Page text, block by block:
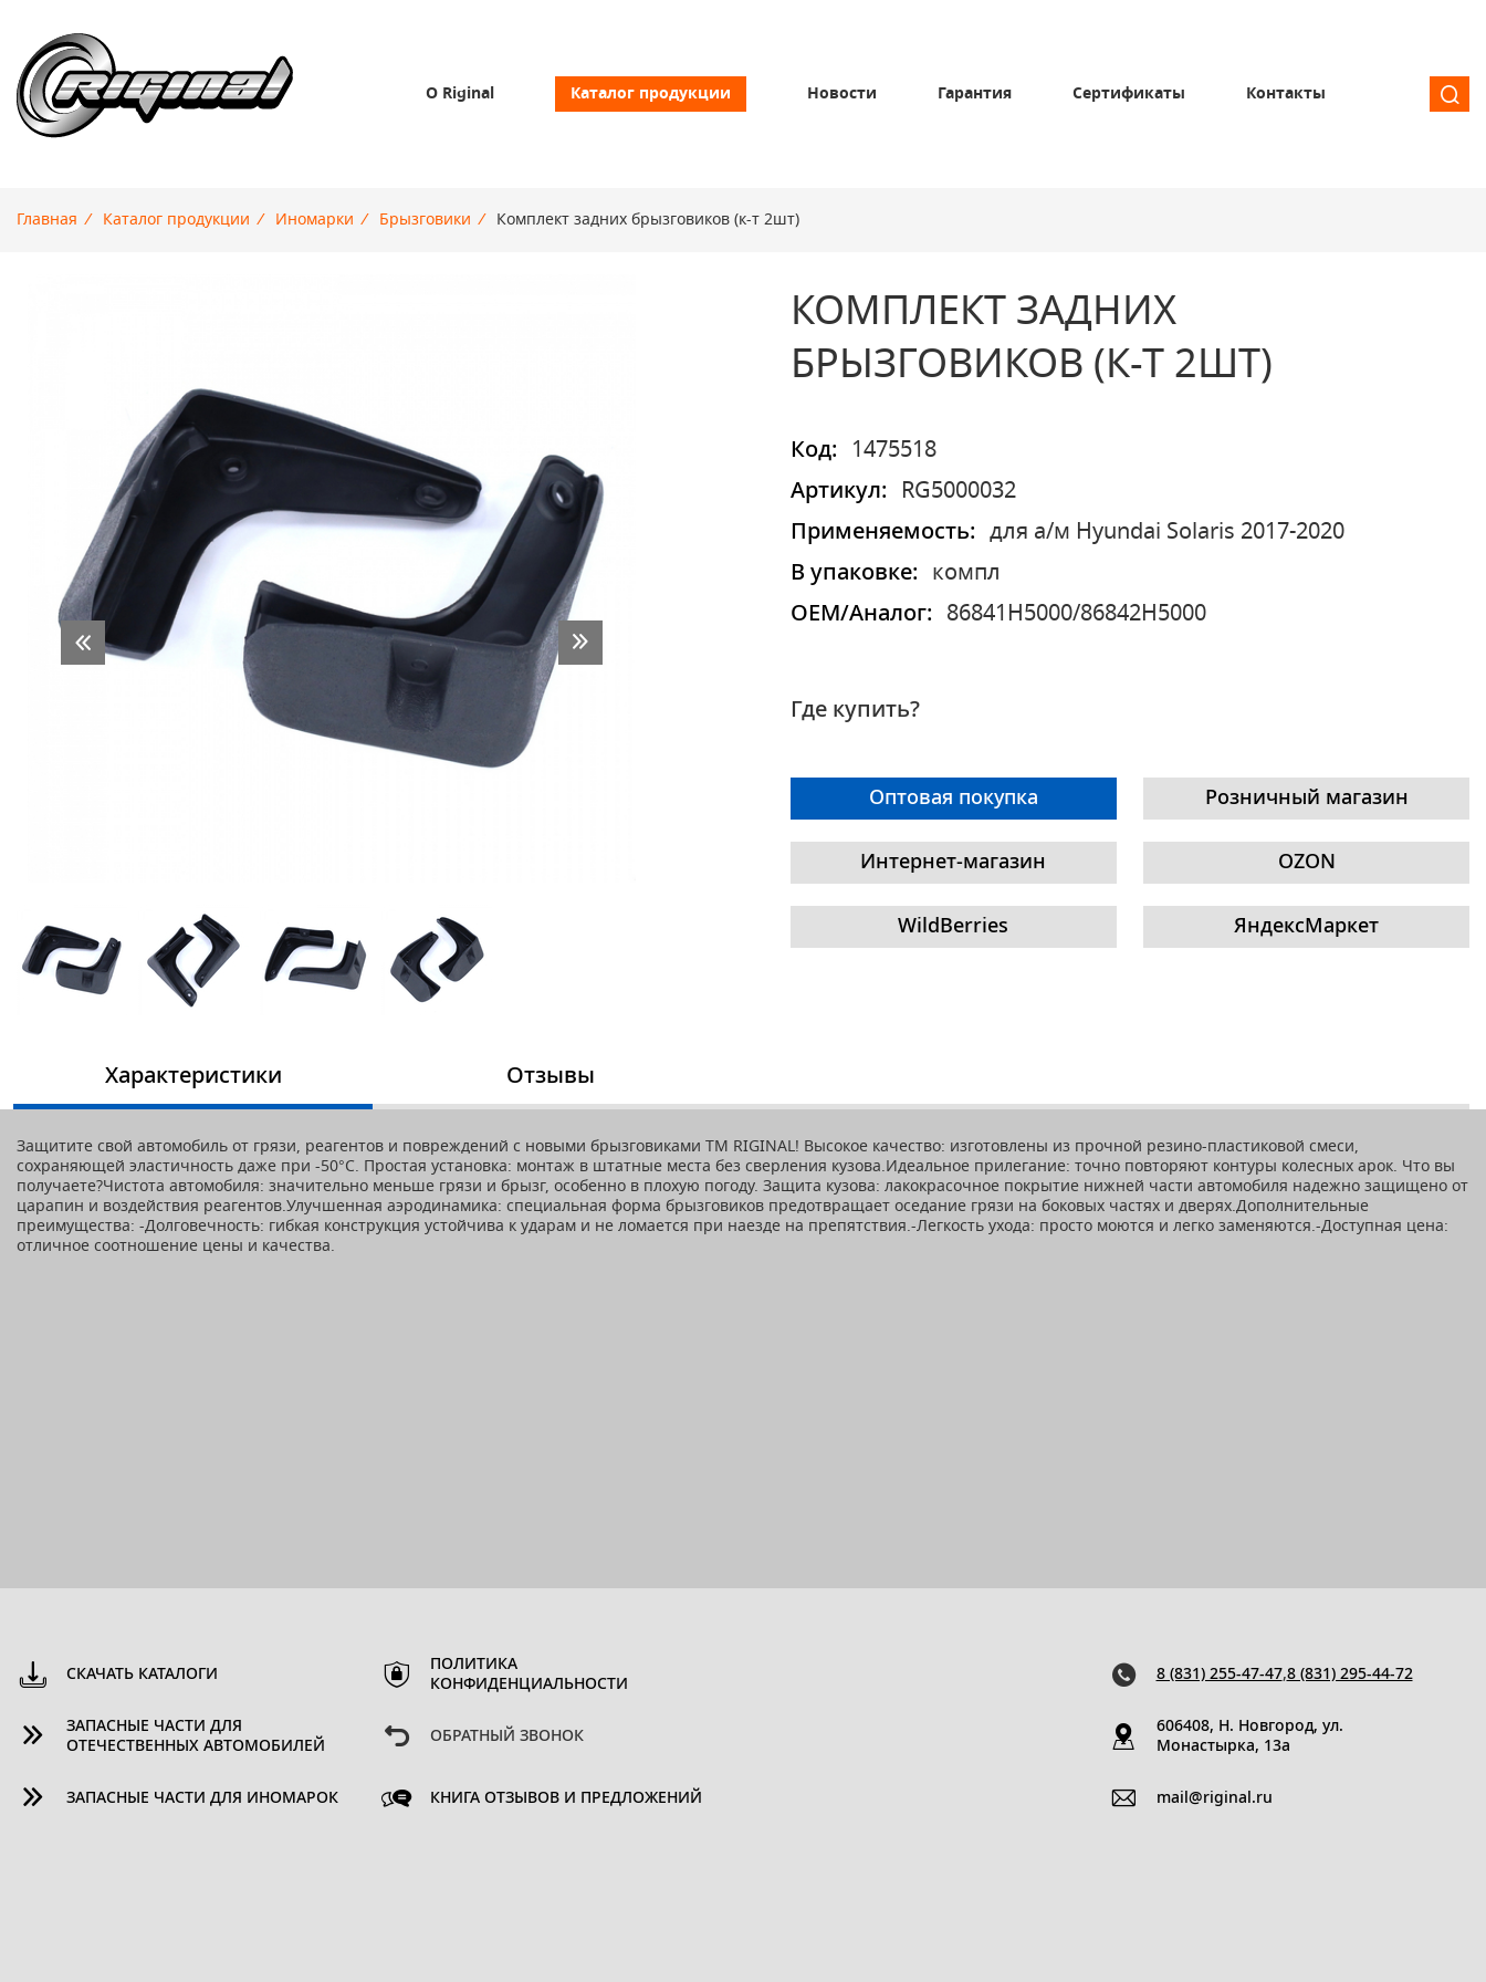
О Riginal Каталог продукции Новости Гарантия Сертификаты Контакты
Главная / Каталог продукции / Иномарки / Брызговики / Комплект задних брызговиков (к-т 2шт)
КОМПЛЕКТ ЗАДНИХ
БРЫЗГОВИКОВ (К-Т 2ШТ)
Код:
1475518
Артикул:
RG5000032
Применяемость:
для а/м Hyundai Solaris 2017-2020
В упаковке:
компл
OEM/Аналог:
86841H5000/86842H5000
Где купить?
Оптовая покупка Розничный магазин
Интернет-магазин OZON
WildBerries ЯндексМаркет
Характеристики
Защитите свой автомобиль от грязи, реагентов и повреждений с новыми брызговиками ТМ RIGINAL! Высокое качество: изготовлены из прочной резино-пластиковой смеси,
сохраняющей эластичность даже при -50°С. Простая установка: монтаж в штатные места без сверления кузова.Идеальное прилегание: точно повторяют контуры колесных арок. Что вы
получаете?Чистота автомобиля: значительно меньше грязи и брызг, особенно в плохую погоду. Защита кузова: лакокрасочное покрытие нижней части автомобиля надежно защищено от
царапин и воздействия реагентов.Улучшенная аэродинамика: специальная форма брызговиков предотвращает оседание грязи на боковых частях и дверях.Дополнительные
преимущества: -Долговечность: гибкая конструкция устойчива к ударам и не ломается при наезде на препятствия.-Легкость ухода: просто моются и легко заменяются.-Доступная цена:
отличное соотношение цены и качества.
Отзывы
СКАЧАТЬ КАТАЛОГИ
ЗАПАСНЫЕ ЧАСТИ ДЛЯ
ОТЕЧЕСТВЕННЫХ АВТОМОБИЛЕЙ
ЗАПАСНЫЕ ЧАСТИ ДЛЯ ИНОМАРОК
ПОЛИТИКА
КОНФИДЕНЦИАЛЬНОСТИ
ОБРАТНЫЙ ЗВОНОК
КНИГА ОТЗЫВОВ И ПРЕДЛОЖЕНИЙ
8 (831) 255-47-47,8 (831) 295-44-72
606408, Н. Новгород, ул.
Монастырка, 13a
mail@riginal.ru